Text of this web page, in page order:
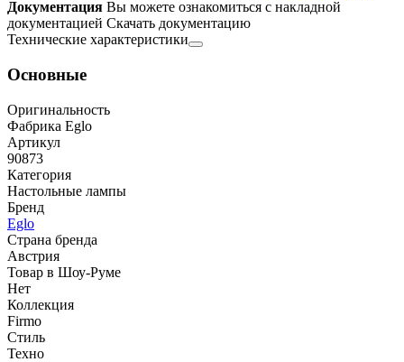
Документация Вы можете ознакомиться с накладной
документацией Скачать документацию
Технические характеристики
Основные
Оригинальность
Фабрика Eglo
Артикул
90873
Категория
Настольные лампы
Бренд
Eglo
Страна бренда
Австрия
Товар в Шоу-Руме
Нет
Коллекция
Firmo
Стиль
Техно